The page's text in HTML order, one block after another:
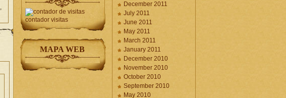
,
contador visitas
MAPA WEB
December 2011
July 2011
June 2011
May 2011
March 2011
January 2011
December 2010
November 2010
October 2010
September 2010
May 2010